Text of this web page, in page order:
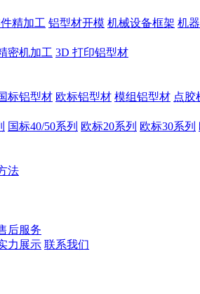
精加工 铝型材开模 机械设备框架 机
密机加工 3D 打印铝型材
标铝型材 欧标铝型材 模组铝型材 点胶
国标40/50系列 欧标20系列 欧标30系列
法
后服务
力展示 联系我们